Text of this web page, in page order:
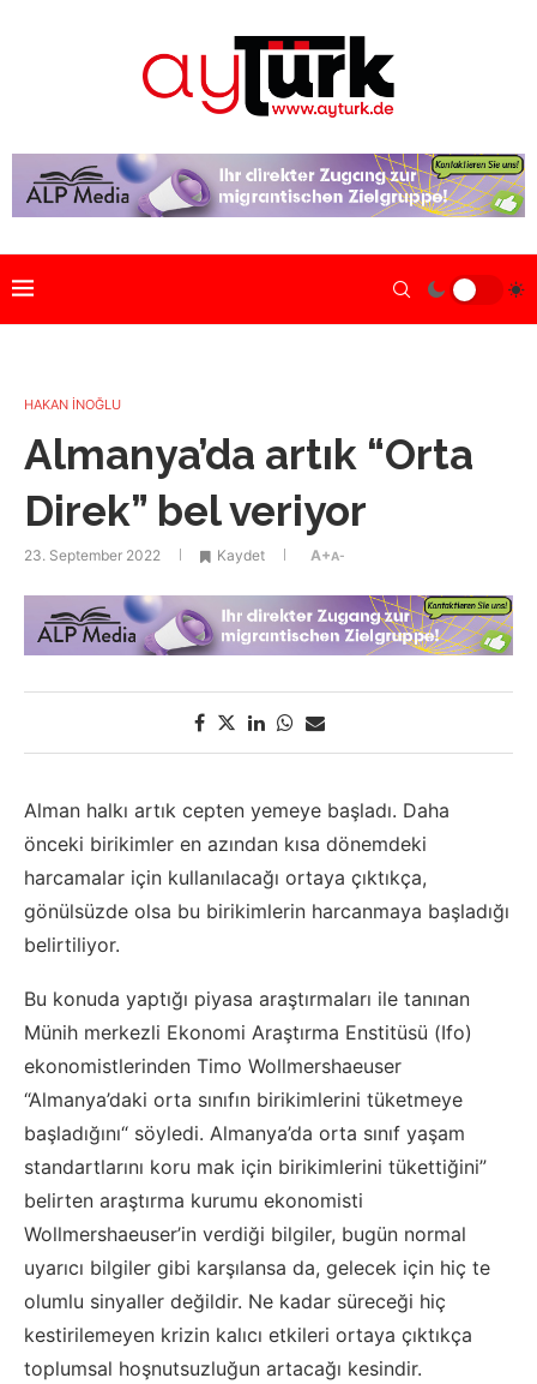
HAKAN İNOĞLU
Almanya’da artık “Orta
Direk” bel veriyor
23. September 2022 Kaydet A+A-
Alman halkı artık cepten yemeye başladı. Daha
önceki birikimler en azından kısa dönemdeki
harcamalar için kullanılacağı ortaya çıktıkça,
gönülsüzde olsa bu birikimlerin harcanmaya başladığı
belirtiliyor.
Bu konuda yaptığı piyasa araştırmaları ile tanınan
Münih merkezli Ekonomi Araştırma Enstitüsü (Ifo)
ekonomistlerinden Timo Wollmershaeuser
“Almanya’daki orta sınıfın birikimlerini tüketmeye
başladığını“ söyledi. Almanya’da orta sınıf yaşam
standartlarını koru mak için birikimlerini tükettiğini”
belirten araştırma kurumu ekonomisti
Wollmershaeuser’in verdiği bilgiler, bugün normal
uyarıcı bilgiler gibi karşılansa da, gelecek için hiç te
olumlu sinyaller değildir. Ne kadar süreceği hiç
kestirilemeyen krizin kalıcı etkileri ortaya çıktıkça
toplumsal hoşnutsuzluğun artacağı kesindir.